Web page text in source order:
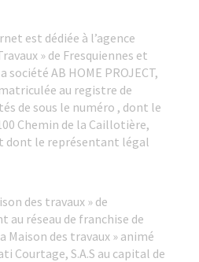
est dédiée à l’agence
» de Fresquiennes et
AB HOME PROJECT,
au registre de
de sous le numéro , dont le
Chemin de la Caillotière,
dont le représentant légal
des travaux » de
au réseau de franchise de
Maison des travaux » animé
Courtage, S.A.S au capital de